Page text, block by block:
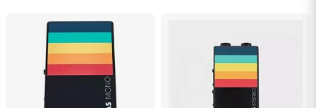
Vents
Violons & Quatuor